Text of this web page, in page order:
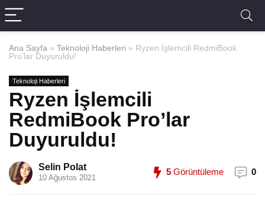
Ana Sayfa » Teknoloji Haberleri » Ryzen İşlemcili RedmiBook
Pro’lar Duyuruldu!
Teknoloji Haberleri
Ryzen İşlemcili
RedmiBook Pro’lar
Duyuruldu!
Selin Polat
10 Ağustos 2021
5 Görüntüleme 0